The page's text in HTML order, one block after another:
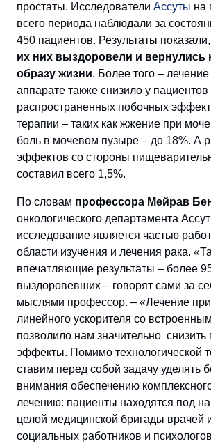
простаты. Исследователи Ассуты на
всего периода наблюдали за
450 пациентов. Результаты
их них выздоровели и вернулись
образу жизни. Более того –
аппарате также снизило у
распространенных побочных
терапии – таких как жжение при
боль в мочевом пузыре – до 18%. А
эффектов со стороны
составил всего 1,5%.
По словам профессора Мейрав
онкологического департамента
исследование является частью
области изучения и лечения рака.
впечатляющие результаты – более
выздоровевших – говорят сами за
мыслями профессор. – «Лечение
линейного ускорителя со
позволило нам значительно
эффекты. Помимо технологической
ставим перед собой задачу уделять
внимания обеспечению
лечению: пациенты находятся под
целой медицинской бригады врачей
социальных работников и